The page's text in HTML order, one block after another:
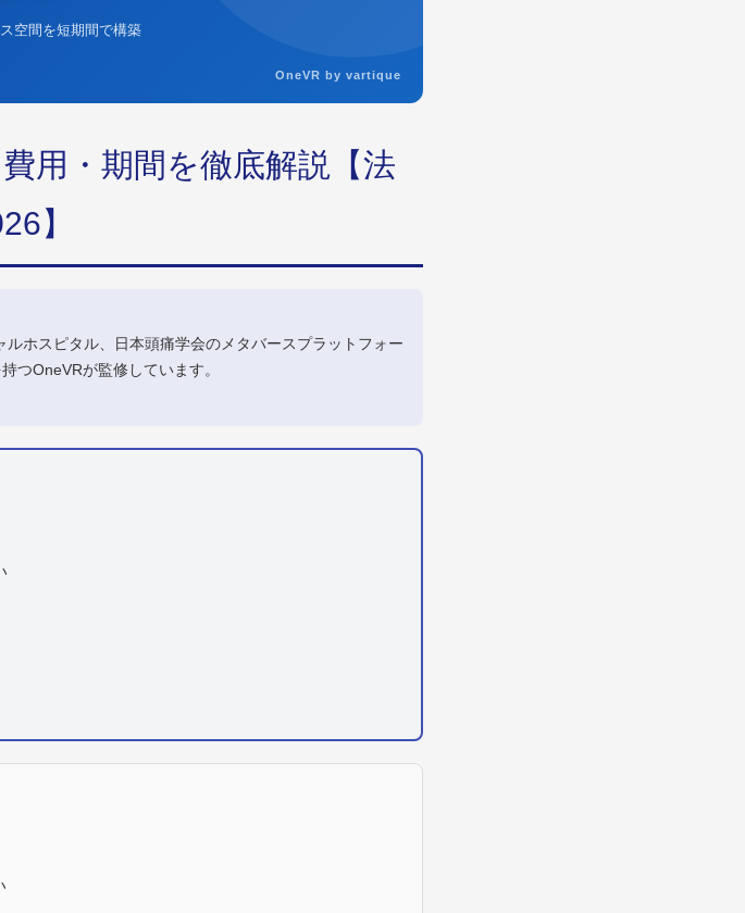
空間を短期間で構築
OneVR by vartique
用・期間を徹底解説【法
】
ホスピタル、日本頭痛学会のメタバースプラットフォー
つOneVRが監修しています。